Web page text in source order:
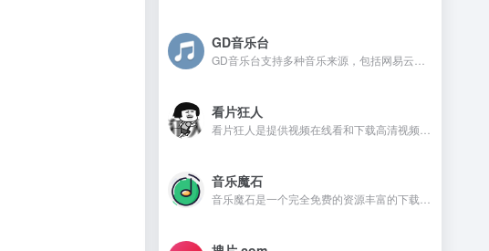
GD音乐台
看片狂人
音乐魔石